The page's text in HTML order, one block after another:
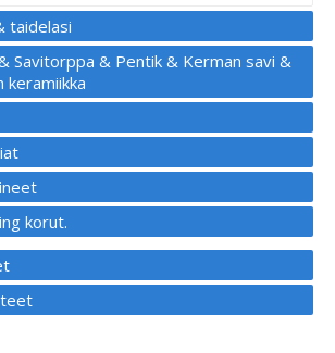
taidelasi
Savitorppa & Pentik & Kerman savi &
keramiikka
korut.